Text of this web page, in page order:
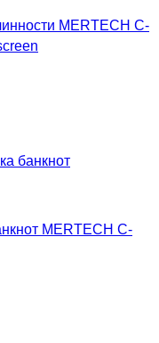
MERTECH C-
MERTECH C-